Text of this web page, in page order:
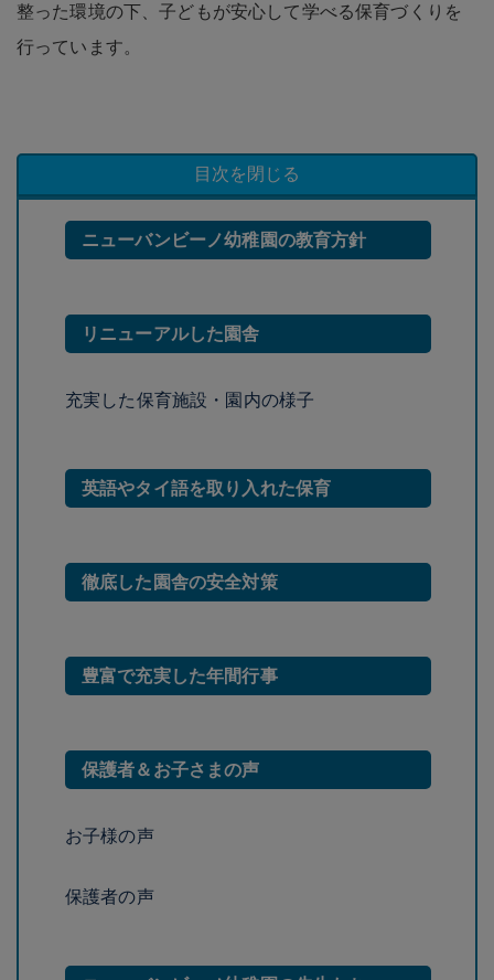
整った環境の下、子どもが安心して学べる保育づくりを
行っています。
目次を閉じる
ニューバンビーノ幼稚園の教育方針
リニューアルした園舎
充実した保育施設・園内の様子
英語やタイ語を取り入れた保育
徹底した園舎の安全対策
豊富で充実した年間行事
保護者＆お子さまの声
お子様の声
保護者の声